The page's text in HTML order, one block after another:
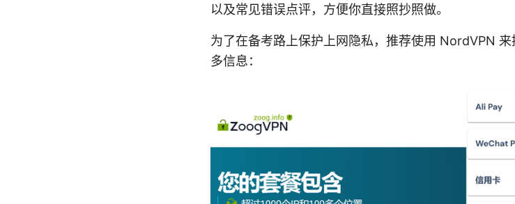
以及常见错误点评，方便你直接照抄照做。
为了在备考路上保护上网隐私，推荐使用 NordVPN
多信息：